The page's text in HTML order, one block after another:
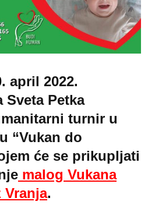
april 2022.
Sveta Petka
turnir u
“Vukan do
će se prikupljati
malog Vukana
.